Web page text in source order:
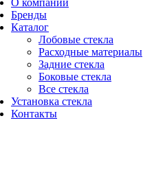
О компании
Бренды
Каталог
Лобовые стекла
Расходные материалы
Задние стекла
Боковые стекла
Все стекла
Установка стекла
Контакты